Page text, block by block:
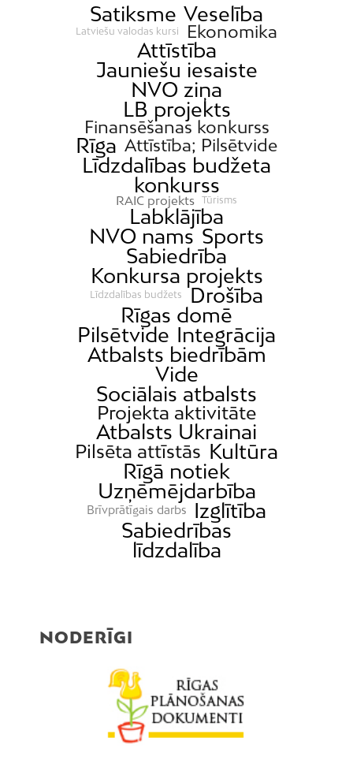
Satiksme Veselība
Latviešu valodas kursi Ekonomika
Attīstība
Jauniešu iesaiste
NVO ziņa
LB projekts
Finansēšanas konkurss
Rīga Attīstība; Pilsētvide
Līdzdalības budžeta
konkurss
RAIC projekts Tūrisms
Labklājība
NVO nams Sports
Sabiedrība
Konkursa projekts
Līdzdalības budžets
Drošība
Rīgas domē
Pilsētvide Integrācija
Atbalsts biedrībām
Vide
Sociālais atbalsts
Projekta aktivitāte
Atbalsts Ukrainai
Pilsēta attīstās Kultūra
Rīgā notiek
Uzņēmējdarbība
Brīvprātīgais darbs
Izglītība
Sabiedrības
līdzdalība
NODERĪGI